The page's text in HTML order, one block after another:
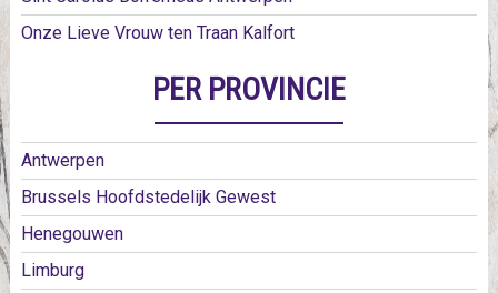
Onze Lieve Vrouw ten Traan Kalfort
PER PROVINCIE
Antwerpen
Brussels Hoofdstedelijk Gewest
Henegouwen
Limburg